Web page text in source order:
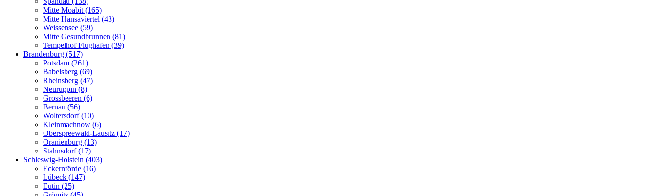
Mitte Moabit (165)
Mitte Hansaviertel (43)
Weissensee (59)
Mitte Gesundbrunnen (81)
Tempelhof Flughafen (39)
Brandenburg (517)
Potsdam (261)
Babelsberg (69)
Rheinsberg (47)
Neuruppin (8)
Grossbeeren (6)
Bernau (56)
Woltersdorf (10)
Kleinmachnow (6)
Oberspreewald-Lausitz (17)
Oranienburg (13)
Stahnsdorf (17)
Schleswig-Holstein (403)
Eckernförde (16)
Lübeck (147)
Eutin (25)